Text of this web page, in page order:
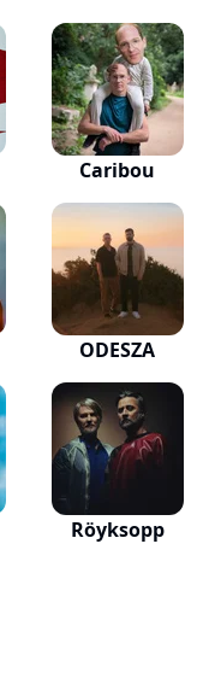
Caribou
ODESZA
Röyksopp